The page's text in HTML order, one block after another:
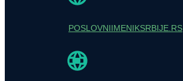
POSLOVNIIMENIKSRBIJE.RS